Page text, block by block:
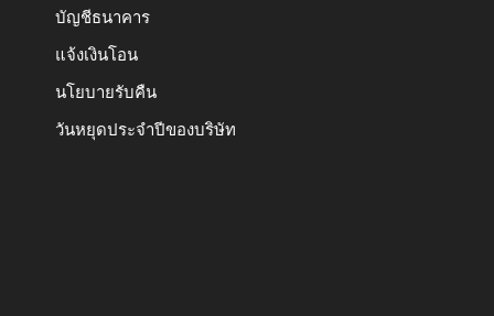
บัญชีธนาคาร
แจ้งเงินโอน
นโยบายรับคืน
วันหยุดประจำปีของบริษัท